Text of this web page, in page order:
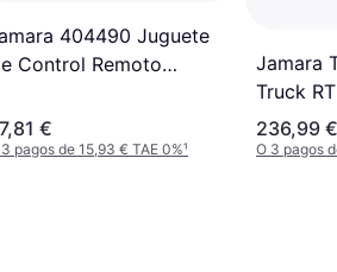
404490 Juguete
Control Remoto
Negro, Color
€
pagos de 15,93 € TAE 0%¹
Jamara
Truck
236,99 €
O 3 pagos